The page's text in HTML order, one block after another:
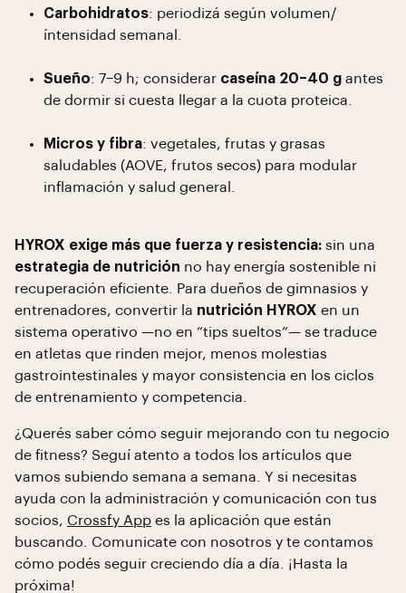
Carbohidratos: periodizá según volumen/
íntensidad semanal.
Sueño: 7–9 h; considerar caseína 20–40 g antes
de dormir si cuesta llegar a la cuota proteica.
Micros y fibra: vegetales, frutas y grasas
saludables (AOVE, frutos secos) para modular
inflamación y salud general.
HYROX exige más que fuerza y resistencia: sin una
estrategia de nutrición no hay energía sostenible ni
recuperación eficiente. Para dueños de gimnasios y
entrenadores, convertir la nutrición HYROX en un
sistema operativo —no en “tips sueltos”— se traduce
en atletas que rinden mejor, menos molestias
gastrointestinales y mayor consistencia en los ciclos
de entrenamiento y competencia.
¿Querés saber cómo seguir mejorando con tu negocio
de fitness? Seguí atento a todos los artículos que
vamos subiendo semana a semana. Y si necesitas
ayuda con la administración y comunicación con tus
socios, Crossfy App es la aplicación que están
buscando. Comunicate con nosotros y te contamos
cómo podés seguir creciendo día a día. ¡Hasta la
próxima!